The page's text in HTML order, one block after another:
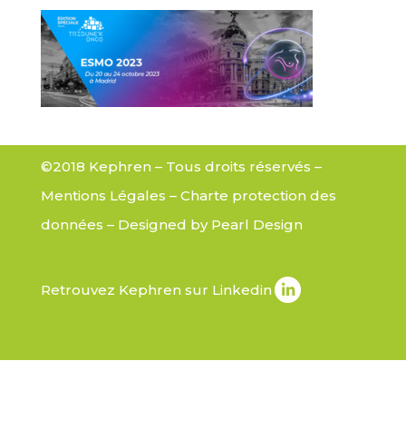
©2018 Kephren – Tous droits réservés –
Mentions Légales – Charte protection des
données – Designed by Pearl Design
Retrouvez Kephren sur Linkedin